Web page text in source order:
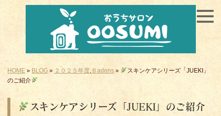
HOME» BLOG » ２０２５年度, Ｂadens »
スキンケアシリーズ「JUEKI」
のご紹介
スキンケアシリーズ「JUEKI」のご紹介